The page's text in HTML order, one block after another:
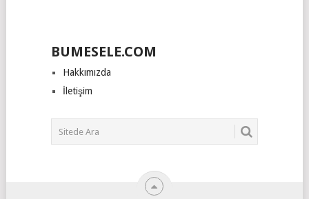
BUMESELE.COM
Hakkımızda
İletişim